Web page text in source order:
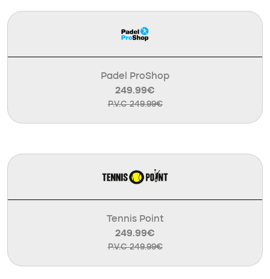
Padel ProShop
249.99€
P.V.C 249.99€
Tennis Point
249.99€
P.V.C 249.99€